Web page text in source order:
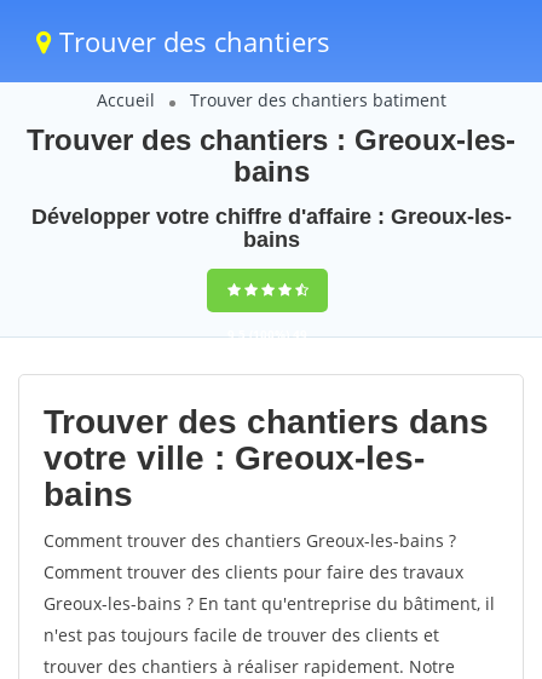
Trouver des chantiers
Accueil Trouver des chantiers batiment
Trouver des chantiers : Greoux-les-
bains
Développer votre chiffre d'affaire : Greoux-les-
bains
9,5(100%)49
votes
Trouver des chantiers dans
votre ville : Greoux-les-
bains
Comment trouver des chantiers Greoux-les-bains ?
Comment trouver des clients pour faire des travaux
Greoux-les-bains ? En tant qu'entreprise du bâtiment, il
n'est pas toujours facile de trouver des clients et
trouver des chantiers à réaliser rapidement. Notre